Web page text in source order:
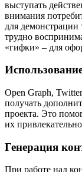
выступать
внимания
для демонстрации
трудно
«гифки» – для
Open Graph,
получать
проекта. Это
их
Генерация
При работе над